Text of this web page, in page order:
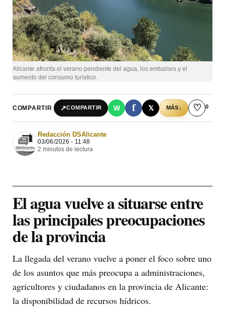
Alicante afronta el verano pendiente del agua, los embalses y el
aumento del consumo turístico.
COMPARTIR ↗COMPARTIR W f 𝕏 MÁS↓ ♡ 0
Redacción DSAlicante
03/06/2026 - 11:48
2 minutos de lectura
El agua vuelve a situarse entre
las principales preocupaciones
de la provincia
La llegada del verano vuelve a poner el foco sobre uno
de los asuntos que más preocupa a administraciones,
agricultores y ciudadanos en la provincia de Alicante:
la disponibilidad de recursos hídricos.